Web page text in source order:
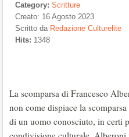
Category: Scritture
Creato: 16 Agosto 2023
Scritto da Redazione Culturelite
Hits: 1348
La scomparsa di Francesco
non come dispiace la
di un uomo conosciuto, in certi